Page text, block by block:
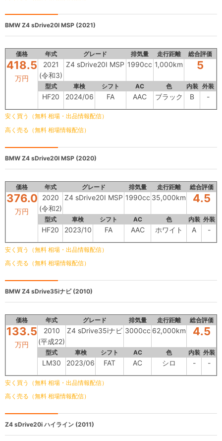
BMW Z4 sDrive20I MSP (2021)
価格 年式 グレード 排気量 走行距離 総合評価
418.5
万円
2021
(令和3)
Z4 sDrive20I MSP 1990cc 1,000km 5
型式 車検 シフト AC 色 内装 外装
HF20 2024/06 FA AAC ブラック B -
安く買う（無料 相場・出品情報配信）
高く売る（無料 相場情報配信）
BMW Z4 sDrive20I MSP (2020)
価格 年式 グレード 排気量 走行距離 総合評価
376.0
万円
2020
(令和2)
Z4 sDrive20I MSP 1990cc 35,000km 4.5
型式 車検 シフト AC 色 内装 外装
HF20 2023/10 FA AAC ホワイト A -
安く買う（無料 相場・出品情報配信）
高く売る（無料 相場情報配信）
BMW Z4 sDrive35iナビ (2010)
価格 年式 グレード 排気量 走行距離 総合評価
133.5
万円
2010
(平成22)
Z4 sDrive35iナビ 3000cc 62,000km 4.5
型式 車検 シフト AC 色 内装 外装
LM30 2023/06 FAT AC シロ - -
安く買う（無料 相場・出品情報配信）
高く売る（無料 相場情報配信）
Z4 sDrive20i ハイライン (2011)